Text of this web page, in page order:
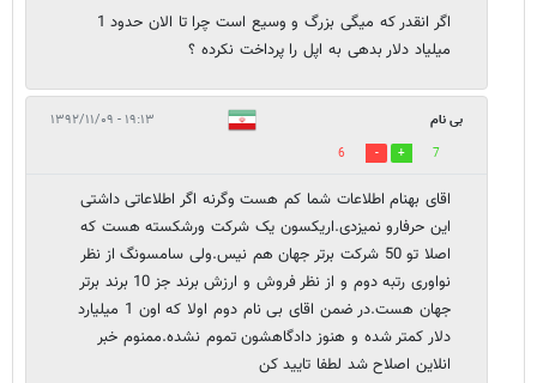
اگر انقدر که میگی بزرگ و وسیع است چرا تا الان حدود 1
میلیاد دلار بدهی به اپل را پرداخت نکرده ؟
بی نام ۱۹:۱۳ - ۱۳۹۲/۱۱/۰۹
7
6
اقای بهنام اطلاعات شما کم هست وگرنه اگر اطلاعاتی داشتی
این حرفارو نمیزدی.اریکسون یک شرکت ورشکسته هست که
اصلا تو 50 شرکت برتر جهان هم نیس.ولی سامسونگ از نظر
نواوری رتبه دوم و از نظر فروش و ارزش برند جز 10 برند برتر
جهان هست.در ضمن اقای بی نام دوم اولا که اون 1 میلیارد
دلار کمتر شده و هنوز دادگاهشون تموم نشده.ممنوم خبر
انلاین اصلاح شد لطفا تایید کن